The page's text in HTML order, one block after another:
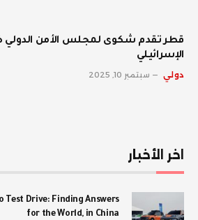
قطر تقدم شكوى لمجلس الأمن الدولي
الإسرائيلي
دولي سبتمبر 10, 2025
اخر الأخبار
Test Drive: Finding Answers
for the World, in China